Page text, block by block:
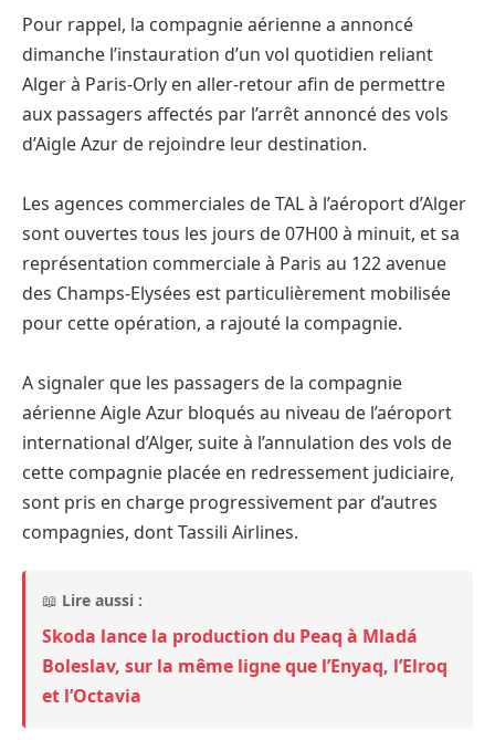
Pour rappel, la compagnie aérienne a annoncé
dimanche l’instauration d’un vol quotidien reliant
Alger à Paris-Orly en aller-retour afin de permettre
aux passagers affectés par l’arrêt annoncé des vols
d’Aigle Azur de rejoindre leur destination.
Les agences commerciales de TAL à l’aéroport d’Alger
sont ouvertes tous les jours de 07H00 à minuit, et sa
représentation commerciale à Paris au 122 avenue
des Champs-Elysées est particulièrement mobilisée
pour cette opération, a rajouté la compagnie.
A signaler que les passagers de la compagnie
aérienne Aigle Azur bloqués au niveau de l’aéroport
international d’Alger, suite à l’annulation des vols de
cette compagnie placée en redressement judiciaire,
sont pris en charge progressivement par d’autres
compagnies, dont Tassili Airlines.
📖 Lire aussi :
Skoda lance la production du Peaq à Mladá
Boleslav, sur la même ligne que l’Enyaq, l’Elroq
et l’Octavia